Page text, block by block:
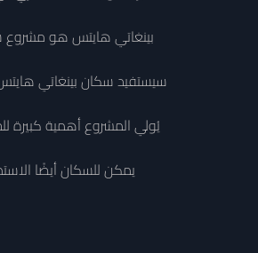
يُولي المشروع أهمية كبيرة
يمكن للسكان أيضًا